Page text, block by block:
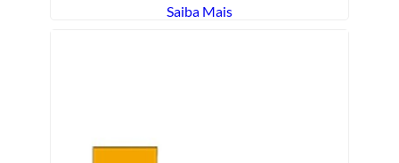
Saiba Mais